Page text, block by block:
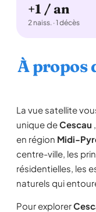
+1 / an
2 naiss. · 1 décès
À propos
La vue satellite
unique deCescau
en région Midi-
centre-ville, les
résidentielles, les
naturels qui
Pour explorer